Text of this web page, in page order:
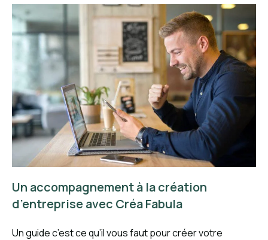
Un accompagnement à la création
d’entreprise avec Créa Fabula
Un guide c’est ce qu’il vous faut pour créer votre